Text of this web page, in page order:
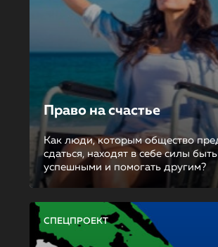
Право на счастье
Как люди, которым общество
сдаться, находят в себе силы быть
успешными и помогать другим?
СПЕЦПРОЕКТ